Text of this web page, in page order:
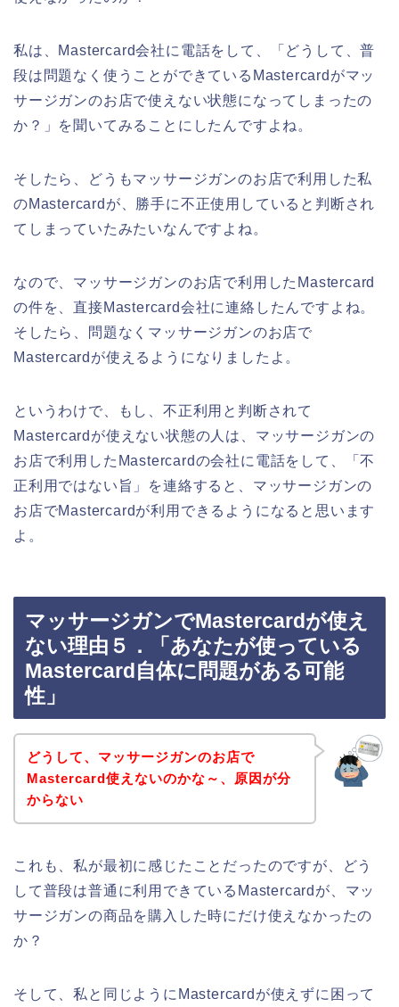
私は、Mastercard会社に電話をして、「どうして、普
段は問題なく使うことができているMastercardがマッ
サージガンのお店で使えない状態になってしまったの
か？」を聞いてみることにしたんですよね。
そしたら、どうもマッサージガンのお店で利用した私
のMastercardが、勝手に不正使用していると判断され
てしまっていたみたいなんですよね。
なので、マッサージガンのお店で利用したMastercard
の件を、直接Mastercard会社に連絡したんですよね。
そしたら、問題なくマッサージガンのお店で
Mastercardが使えるようになりましたよ。
というわけで、もし、不正利用と判断されて
Mastercardが使えない状態の人は、マッサージガンの
お店で利用したMastercardの会社に電話をして、「不
正利用ではない旨」を連絡すると、マッサージガンの
お店でMastercardが利用できるようになると思います
よ。
マッサージガンでMastercardが使え
ない理由５．「あなたが使っている
Mastercard自体に問題がある可能
性」
どうして、マッサージガンのお店で
Mastercard使えないのかな～、原因が分
からない
これも、私が最初に感じたことだったのですが、どう
して普段は普通に利用できているMastercardが、マッ
サージガンの商品を購入した時にだけ使えなかったの
か？
そして、私と同じようにMastercardが使えずに困って